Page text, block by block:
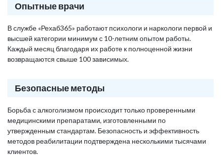
Опытные врачи
В службе «Рехаб365» работают психологи и наркологи первой и
высшей категории минимум с 10-летним опытом работы.
Каждый месяц благодаря их работе к полноценной жизни
возвращаются свыше 100 зависимых.
Безопасные методы
Борьба с алкоголизмом происходит только проверенными
медицинскими препаратами, изготовленными по
утвержденным стандартам. Безопасность и эффективность
методов реабилитации подтверждена несколькими тысячами
клиентов.